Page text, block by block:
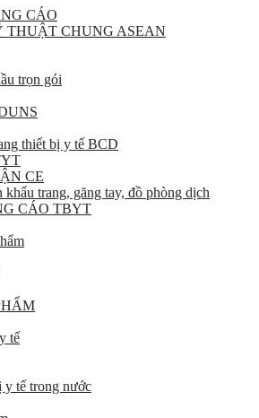
CÁO
THUẬT CHUNG ASEAN
trọn gói
thiết bị y tế BCD
CE
trang, găng tay, đồ phòng dịch
CÁO TBYT
tế
y tế trong nước